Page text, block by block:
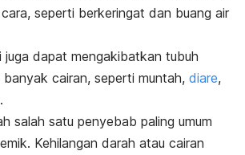
seperti berkeringat dan buang air
juga dapat mengakibatkan tubuh
banyak cairan, seperti muntah, diare,
salah satu penyebab paling umum
Kehilangan darah atau cairan